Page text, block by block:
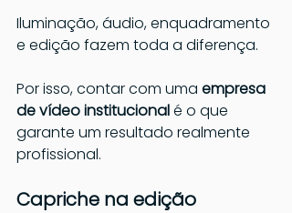
Iluminação, áudio, enquadramento
e edição fazem toda a diferença.
Por isso, contar com uma empresa
de vídeo institucional é o que
garante um resultado realmente
profissional.
Capriche na edição